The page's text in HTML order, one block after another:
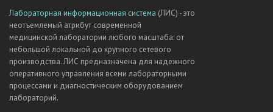
Лабораторная информационная система (ЛИС) - это
неотъемлемый атрибут современной
медицинской лаборатории любого масштаба: от
небольшой локальной до крупного сетевого
производства. ЛИС предназначена для надежного
оперативного управления всеми лабораторными
процессами и диагностическим оборудованием
лабораторий.